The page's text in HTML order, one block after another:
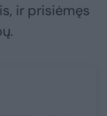
ir prisiėmęs